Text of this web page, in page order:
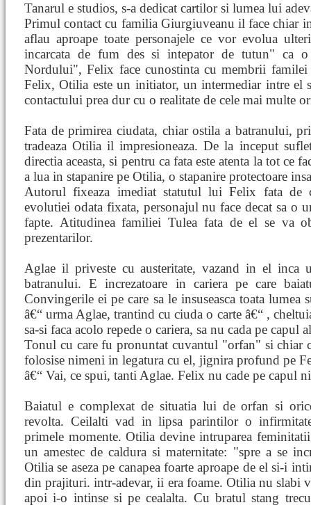
Tanarul e studios, s-a dedicat cartilor si lumea lui
Primul contact cu familia Giurgiuveanu il face chiar
aflau aproape toate personajele ce vor evolua
incarcata de fum des si intepator de tutun" ca
Nordului", Felix face cunostinta cu membrii familei
Felix, Otilia este un initiator, un intermediar intre
contactului prea dur cu o realitate de cele mai multe
Fata de primirea ciudata, chiar ostila a batranului,
tradeaza Otilia il impresioneaza. De la inceput
directia aceasta, si pentru ca fata este atenta la tot ce
a lua in stapanire pe Otilia, o stapanire protectoare
Autorul fixeaza imediat statutul lui Felix fata de
evolutiei odata fixata, personajul nu face decat sa o
fapte. Atitudinea familiei Tulea fata de el se va
prezentarilor.
Aglae il priveste cu austeritate, vazand in el inca
batranului. E increzatoare in cariera pe care
Convingerile ei pe care sa le insuseasca toata
â€“ urma Aglae, trantind cu ciuda o carte â€“ ,
sa-si faca acolo repede o cariera, sa nu cada pe capul
Tonul cu care fu pronuntat cuvantul "orfan" si chiar
folosise nimeni in legatura cu el, jignira profund pe
â€“ Vai, ce spui, tanti Aglae. Felix nu cade pe capul
Baiatul e complexat de situatia lui de orfan si
revolta. Ceilalti vad in lipsa parintilor o
primele momente. Otilia devine intruparea
un amestec de caldura si maternitate: "spre a se
Otilia se aseza pe canapea foarte aproape de el si-i
din prajituri. intr-adevar, ii era foame. Otilia nu slabi
apoi i-o intinse si pe cealalta. Cu bratul stang